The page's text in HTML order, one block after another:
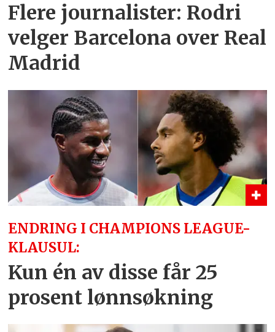
Flere journalister: Rodri
velger Barcelona over Real
Madrid
ENDRING I CHAMPIONS LEAGUE-
KLAUSUL:
Kun én av disse får 25
prosent lønnsøkning